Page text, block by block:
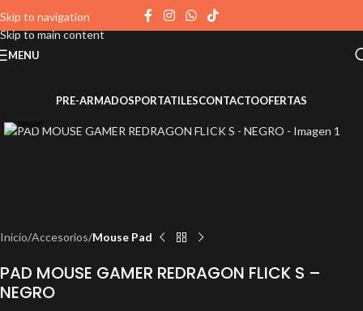
Skip to navigation
Skip to main content
MENU
PRE-ARMADOSPORTATILESCONTACTOOFERTAS
Inicio Accesorios Mouse Pad
PAD MOUSE GAMER REDRAGON FLICK S –
NEGRO